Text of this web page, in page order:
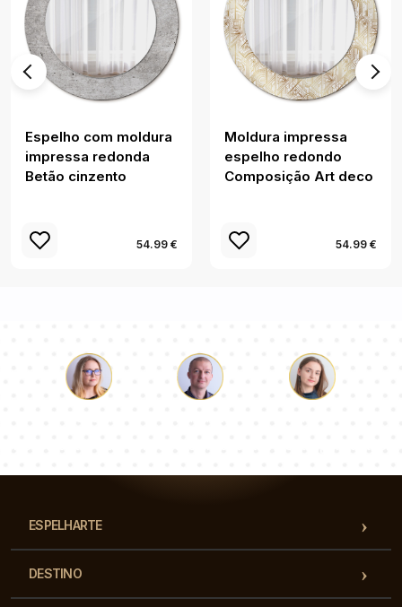
Espelho com moldura
impressa redonda
Betão cinzento
54.99 €
Moldura impressa
espelho redondo
Composição Art deco
54.99 €
ESPELHARTE
DESTINO